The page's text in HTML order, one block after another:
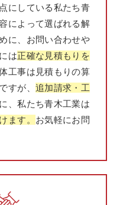
にしている私たち青
によって選ばれる解
に、お問い合わせや
は正確な見積もりを
工事は見積もりの算
すが、 追加請求・工
に、私たち青木工業は
ます。 お気軽にお問